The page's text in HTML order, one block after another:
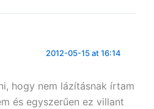
2012-05-15 at 16:14
hogy nem lázításnak írtam
és egyszerűen ez villant